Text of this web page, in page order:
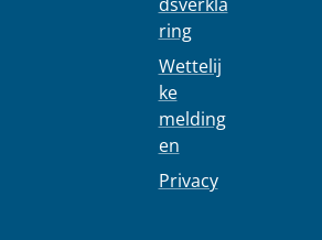
ring
Wettelij
ke
melding
en
Privacy